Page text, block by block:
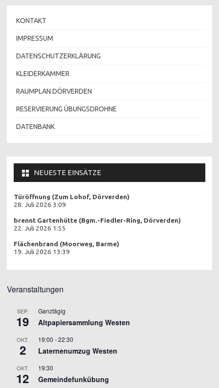
KONTAKT
IMPRESSUM
DATENSCHUTZERKLÄRUNG
KLEIDERKAMMER
RAUMPLAN DÖRVERDEN
RESERVIERUNG ÜBUNGSDROHNE
DATENBANK
NEUESTE EINSÄTZE
Türöffnung (Zum Lohof, Dörverden)
28. Juli 2026 3:09
brennt Gartenhütte (Bgm.-Fiedler-Ring, Dörverden)
22. Juli 2026 1:55
Flächenbrand (Moorweg, Barme)
19. Juli 2026 13:39
Veranstaltungen
SEP.
19
Ganztägig
Altpapiersammlung Westen
OKT.
2
19:00 -22:30
Laternenumzug Westen
OKT.
12
19:30
Gemeindefunkübung